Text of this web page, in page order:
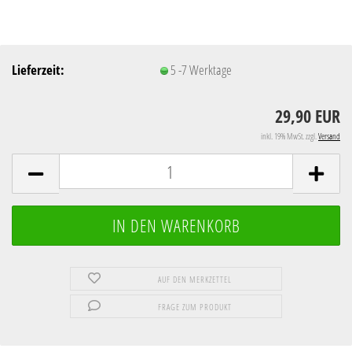
Lieferzeit: 5 -7 Werktage
29,90 EUR
inkl. 19% MwSt. zzgl.Versand
AUF DEN MERKZETTEL
FRAGE ZUM PRODUKT